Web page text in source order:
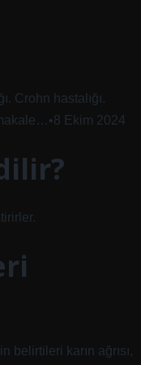
Crohn hastalığı.
Ekim 2024
belirtileri karın ağrısı,